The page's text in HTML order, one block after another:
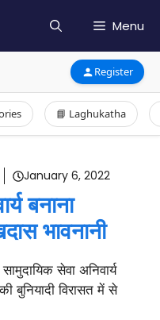
Menu
Register
📘 Laghukatha
January 6, 2022
बनाना
भावनानी
सेवा अनिवार्य
बुनियादी विरासत में से